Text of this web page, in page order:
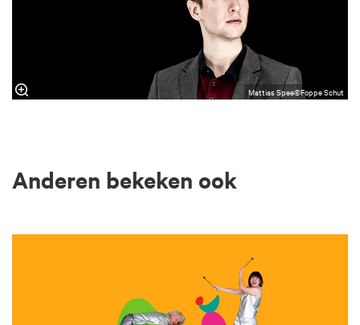
Mattias Spee©Foppe Schut
Anderen bekeken ook